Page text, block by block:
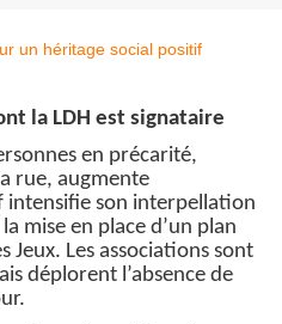
la LDH est signataire
en précarité,
rue, augmente
son interpellation
mise en place d’un plan
Jeux. Les associations sont
déplorent l’absence de